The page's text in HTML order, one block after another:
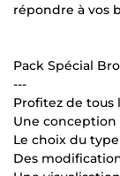
répondre à vos
Pack Spécial
---
Profitez de tous
Une conception
Le choix du
Des